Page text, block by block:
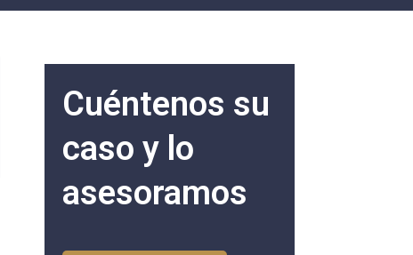
Cuéntenos su
caso y lo
asesoramos